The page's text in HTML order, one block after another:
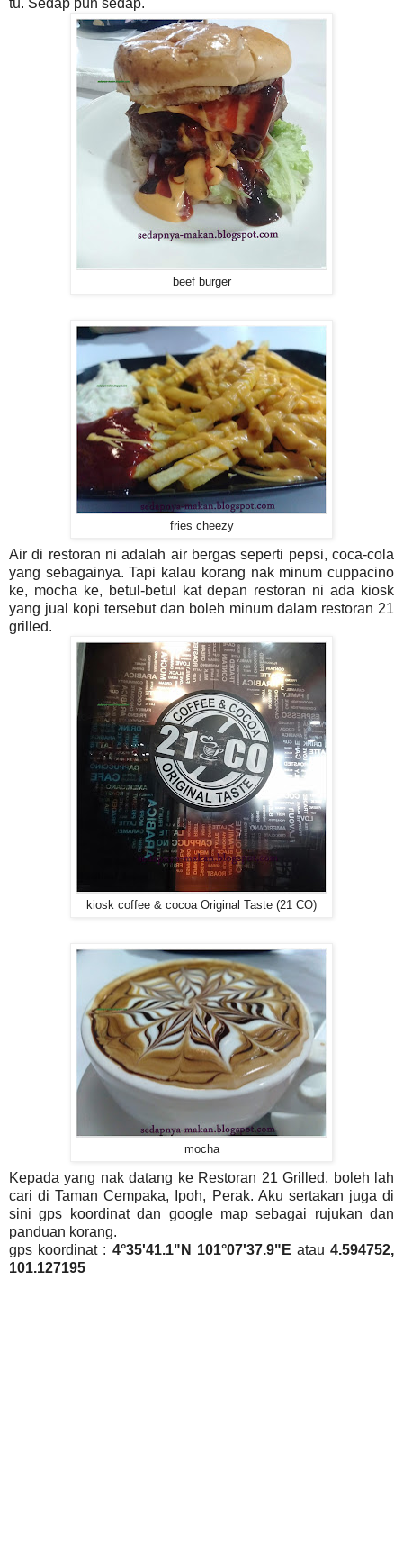
tu. Sedap pun sedap.
beef burger
fries cheezy
Air di restoran ni adalah air bergas seperti pepsi, coca-cola
yang sebagainya. Tapi kalau korang nak minum cuppacino
ke, mocha ke, betul-betul kat depan restoran ni ada kiosk
yang jual kopi tersebut dan boleh minum dalam restoran 21
grilled.
kiosk coffee & cocoa Original Taste (21 CO)
mocha
Kepada yang nak datang ke Restoran 21 Grilled, boleh lah
cari di Taman Cempaka, Ipoh, Perak. Aku sertakan juga di
sini gps koordinat dan google map sebagai rujukan dan
panduan korang.
gps koordinat : 4°35'41.1"N 101°07'37.9"E atau4.594752,
101.127195